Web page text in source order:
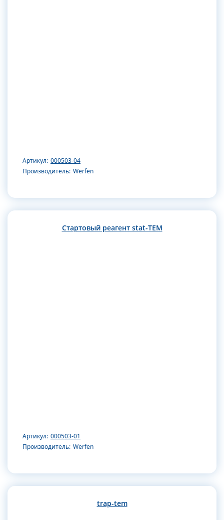
Артикул: 000503-04
Производитель: Werfen
Стартовый реагент stat-TEM
Артикул: 000503-01
Производитель: Werfen
trap-tem